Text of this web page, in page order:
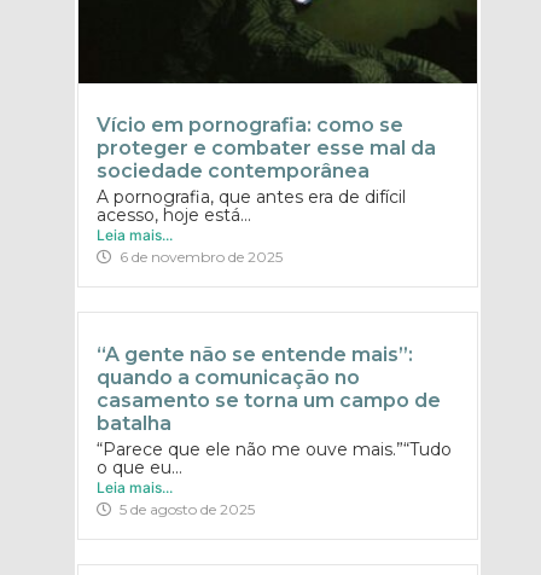
Vício em pornografia: como se
proteger e combater esse mal da
sociedade contemporânea
A pornografia, que antes era de difícil
acesso, hoje está...
Leia mais...
6 de novembro de 2025
“A gente não se entende mais”:
quando a comunicação no
casamento se torna um campo de
batalha
“Parece que ele não me ouve mais.”“Tudo
o que eu...
Leia mais...
5 de agosto de 2025